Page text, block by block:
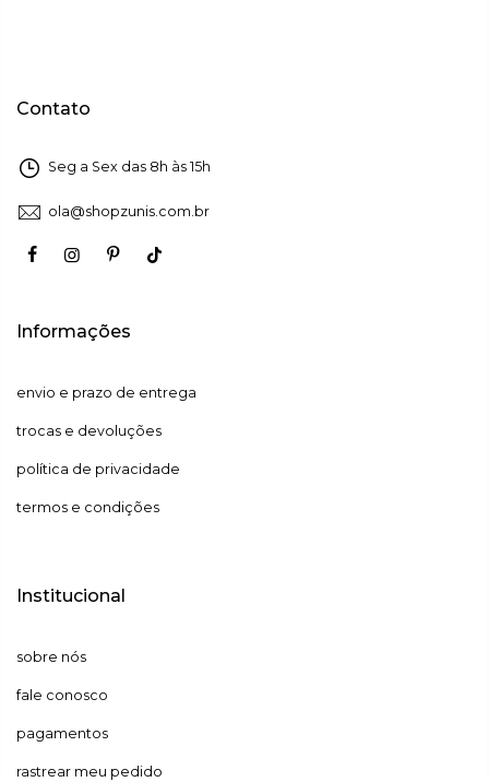
Contato
Seg a Sex das 8h às 15h
ola@shopzunis.com.br
Informações
envio e prazo de entrega
trocas e devoluções
política de privacidade
termos e condições
Institucional
sobre nós
fale conosco
pagamentos
rastrear meu pedido